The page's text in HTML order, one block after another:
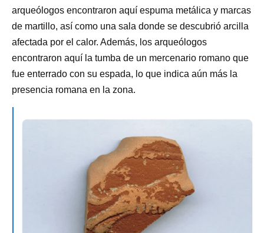
arqueólogos encontraron aquí espuma metálica y marcas
de martillo, así como una sala donde se descubrió arcilla
afectada por el calor. Además, los arqueólogos
encontraron aquí la tumba de un mercenario romano que
fue enterrado con su espada, lo que indica aún más la
presencia romana en la zona.